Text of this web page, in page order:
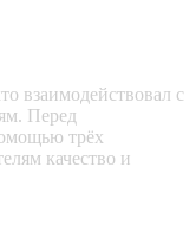
взаимодействовал с
Перед
трёх
качество и